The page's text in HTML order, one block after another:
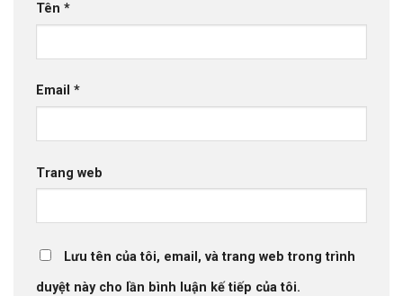
Tên *
Email *
Trang web
Lưu tên của tôi, email, và trang web trong trình
duyệt này cho lần bình luận kế tiếp của tôi.